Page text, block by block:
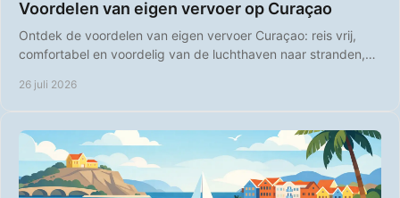
Voordelen van eigen vervoer op Curaçao
Ontdek de voordelen van eigen vervoer Curaçao: reis vrij,
comfortabel en voordelig van de luchthaven naar stranden,
26 juli 2026